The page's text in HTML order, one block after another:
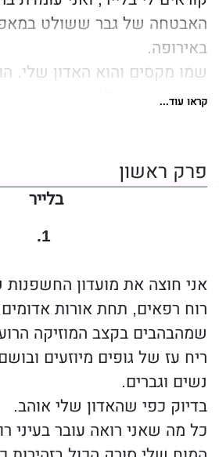
האבטחה של גבר ששולט
באירופה.
שמו מקסים והוא האדון שלי.
עשר שנים ואילף אותי
השאיל אותי. האיש שמאיים
מה שאני מאמינה בו.
חזק. כי הסיפור שלי - תאמינו
מככב ברשימת עשרים רבי
באמזון
"אוהבת את הספר הזה! דמויות
מפתיעה והרבה אקשן! ממש
שמתפתח עם הזמן בין צ´רלי
סופרת (המככבת ברשימת רבי
טיימס)
קראו עוד...
פרק ראשון
בלייר
1.
אני חוצה את מועדון
רוח רפאים, תחת אורות
שמהבהבים בקצב המוזיקה
ריח עז של גופים מיוזעים
נשים וגברים.
בדיוק כפי שהאדון שלי אוהב.
כל מה שאני רואה עובר בעיני